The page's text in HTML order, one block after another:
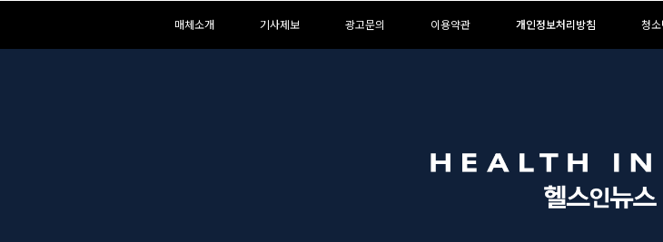
단
매체소개 기사제보 광고문의 이용약관 개인정보처리방침 청